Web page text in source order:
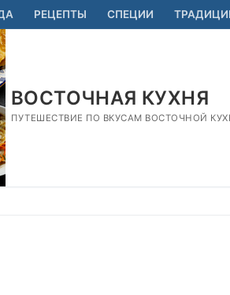
РЕЦЕПТЫ СПЕЦИИ
ВОСТОЧНАЯ КУХНЯ
ПУТЕШЕСТВИЕ ПО ВКУСАМ ВОСТОЧНОЙ